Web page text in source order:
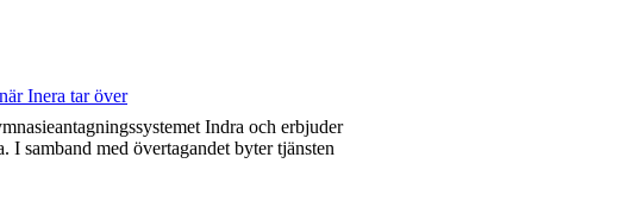
Inera tar över
Indra och erbjuder
samband med övertagandet byter tjänsten